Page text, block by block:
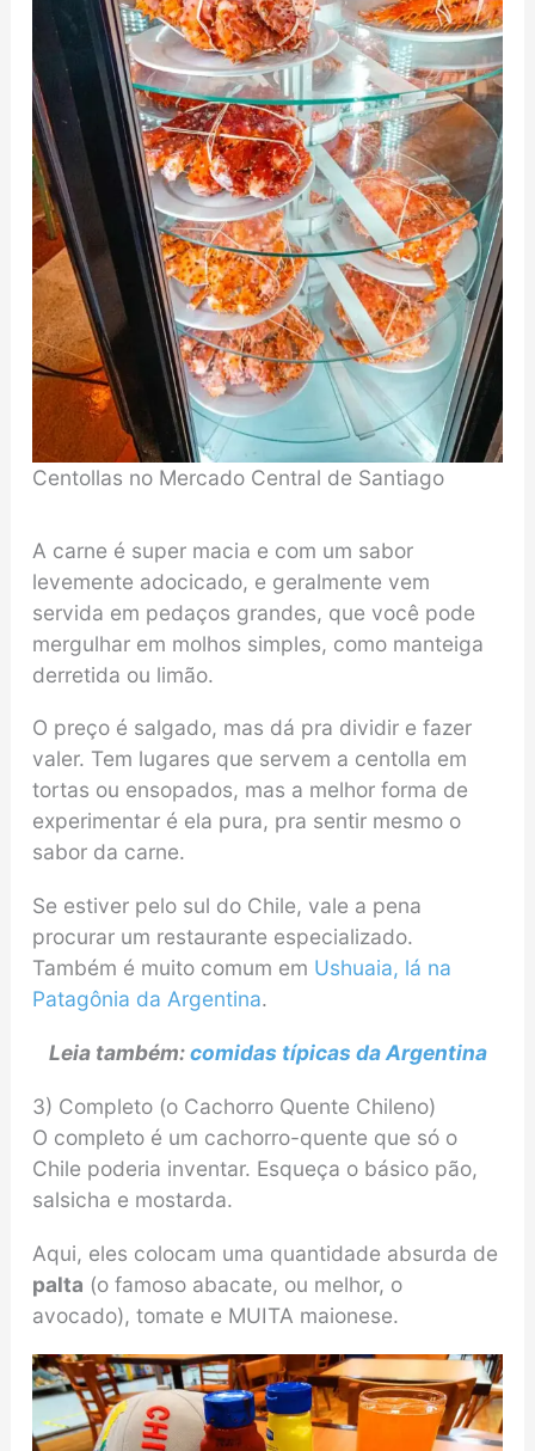
Centollas no Mercado Central de Santiago
A carne é super macia e com um sabor
levemente adocicado, e geralmente vem
servida em pedaços grandes, que você pode
mergulhar em molhos simples, como manteiga
derretida ou limão.
O preço é salgado, mas dá pra dividir e fazer
valer. Tem lugares que servem a centolla em
tortas ou ensopados, mas a melhor forma de
experimentar é ela pura, pra sentir mesmo o
sabor da carne.
Se estiver pelo sul do Chile, vale a pena
procurar um restaurante especializado.
Também é muito comum em Ushuaia, lá na
Patagônia da Argentina.
Leia também:comidas típicas da Argentina
3) Completo (o Cachorro Quente Chileno)
O completo é um cachorro-quente que só o
Chile poderia inventar. Esqueça o básico pão,
salsicha e mostarda.
Aqui, eles colocam uma quantidade absurda de
palta (o famoso abacate, ou melhor, o
avocado), tomate e MUITA maionese.